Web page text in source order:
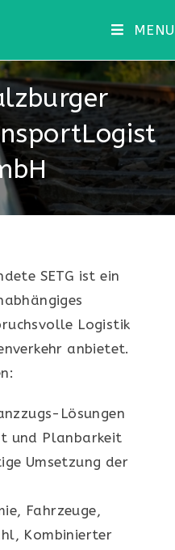
MENU
SETG ist ein
Logistik
anbietet.
Lösungen
und Planbarkeit
Umsetzung der
Fahrzeuge,
Kombinierter